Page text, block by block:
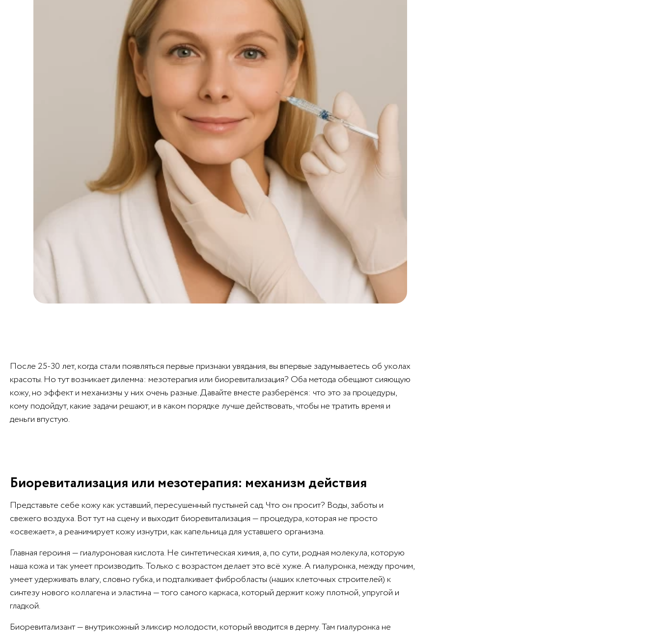
После 25-30 лет, когда стали появляться первые признаки увядания, вы впервые задумываетесь об уколах
красоты. Но тут возникает дилемма: мезотерапия или биоревитализация? Оба метода обещают сияющую
кожу, но эффект и механизмы у них очень разные. Давайте вместе разберёмся: что это за процедуры,
кому подойдут, какие задачи решают, и в каком порядке лучше действовать, чтобы не тратить время и
деньги впустую.
Биоревитализация или мезотерапия: механизм действия
Представьте себе кожу как уставший, пересушенный пустыней сад. Что он просит? Воды, заботы и
свежего воздуха. Вот тут на сцену и выходит биоревитализация — процедура, которая не просто
«освежает», а реанимирует кожу изнутри, как капельница для уставшего организма.
Главная героиня — гиалуроновая кислота. Не синтетическая химия, а, по сути, родная молекула, которую
наша кожа и так умеет производить. Только с возрастом делает это всё хуже. А гиалуронка, между прочим,
умеет удерживать влагу, словно губка, и подталкивает фибробласты (наших клеточных строителей) к
синтезу нового коллагена и эластина — того самого каркаса, который держит кожу плотной, упругой и
гладкой.
Биоревитализант — внутрикожный эликсир молодости, который вводится в дерму. Там гиалуронка не